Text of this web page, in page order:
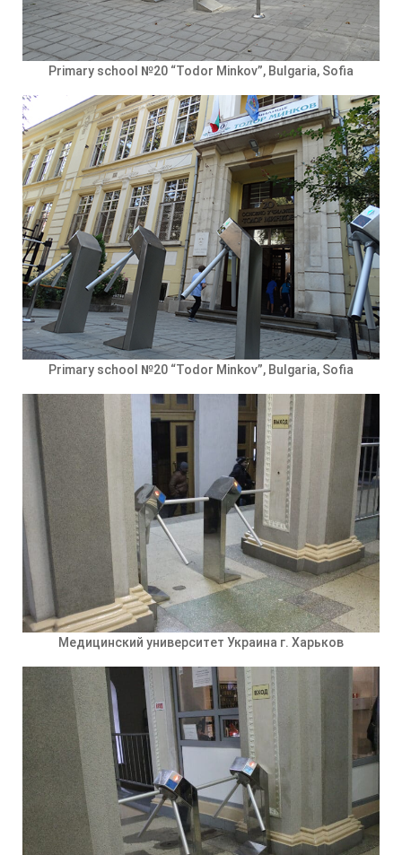
Primary school №20 “Todor Minkov”, Bulgaria, Sofia
Primary school №20 “Todor Minkov”, Bulgaria, Sofia
Медицинский университет Украина г. Харьков